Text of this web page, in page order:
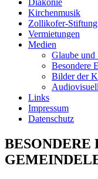
Diakonie
Kirchenmusik
Zollikofer-Stiftung
Vermietungen
Medien
Glaube und
Besondere
Bilder der
Links
Impressum
Datenschutz
BESONDERE